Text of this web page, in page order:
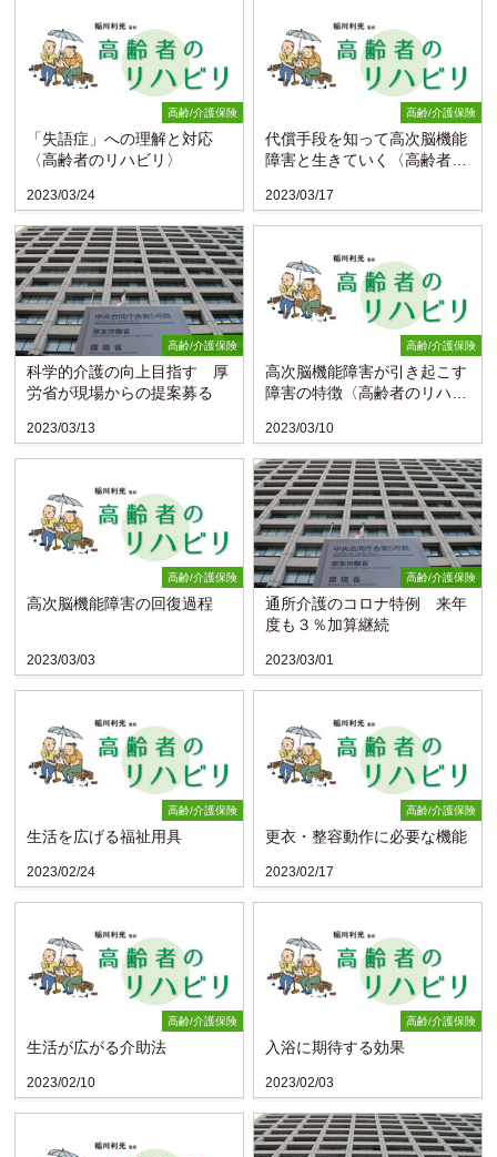
高齢/介護保険
「失語症」への理解と対応
〈高齢者のリハビリ〉
2023/03/24
高齢/介護保険
代償手段を知って高次脳機能
障害と生きていく〈高齢者の
2023/03/17
高齢/介護保険
科学的介護の向上目指す 厚
労省が現場からの提案募る
2023/03/13
高齢/介護保険
高次脳機能障害が引き起こす
障害の特徴〈高齢者のリハビ
2023/03/10
高齢/介護保険
高次脳機能障害の回復過程
2023/03/03
高齢/介護保険
通所介護のコロナ特例 来年
度も３％加算継続
2023/03/01
高齢/介護保険
生活を広げる福祉用具
2023/02/24
高齢/介護保険
更衣・整容動作に必要な機能
2023/02/17
高齢/介護保険
生活が広がる介助法
2023/02/10
高齢/介護保険
入浴に期待する効果
2023/02/03